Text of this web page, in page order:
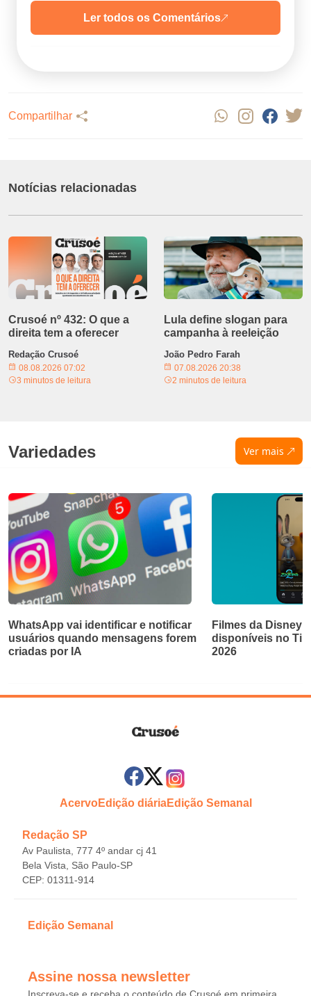
Ler todos os Comentários
Compartilhar
Notícias relacionadas
Crusoé nº 432: O que a
direita tem a oferecer
Redação Crusoé
08.08.2026 07:02
3 minutos de leitura
Lula define slogan para
campanha à reeleição
João Pedro Farah
07.08.2026 20:38
2 minutos de leitura
Variedades Ver mais
WhatsApp vai identificar e notificar
usuários quando mensagens forem
criadas por IA
Filmes da Disney
disponíveis no
2026
AcervoEdição diáriaEdição Semanal
Redação SP
Av Paulista, 777 4º andar cj 41
Bela Vista, São Paulo-SP
CEP: 01311-914
Edição Semanal
Assine nossa newsletter